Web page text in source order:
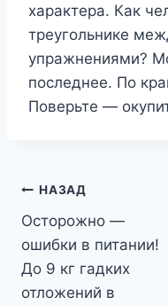
характера. Как
треугольнике
упражнениями?
последнее. По
Поверьте —
Навигация
по
записям
НАЗАД
Осторожно —
ошибки в питании!
До 9 кг гадких
отложений в